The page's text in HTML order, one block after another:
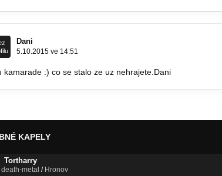
Dani
5.10.2015 ve 14:51
kamarade :) co se stalo ze uz nehrajete.Dani
KAPELY
Tortharry
death-metal / Hronov